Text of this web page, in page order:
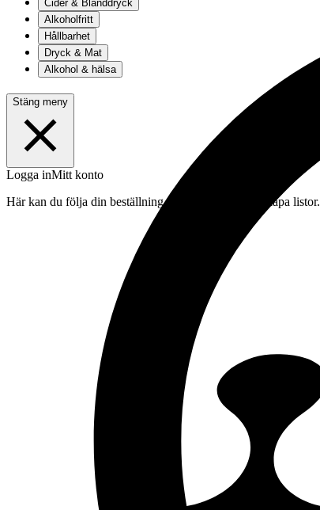
Cider & Blanddryck
Alkoholfritt
Hållbarhet
Dryck & Mat
Alkohol & hälsa
Stäng meny
Logga inMitt konto
Här kan du följa din beställning, spara drycker och skapa listor.